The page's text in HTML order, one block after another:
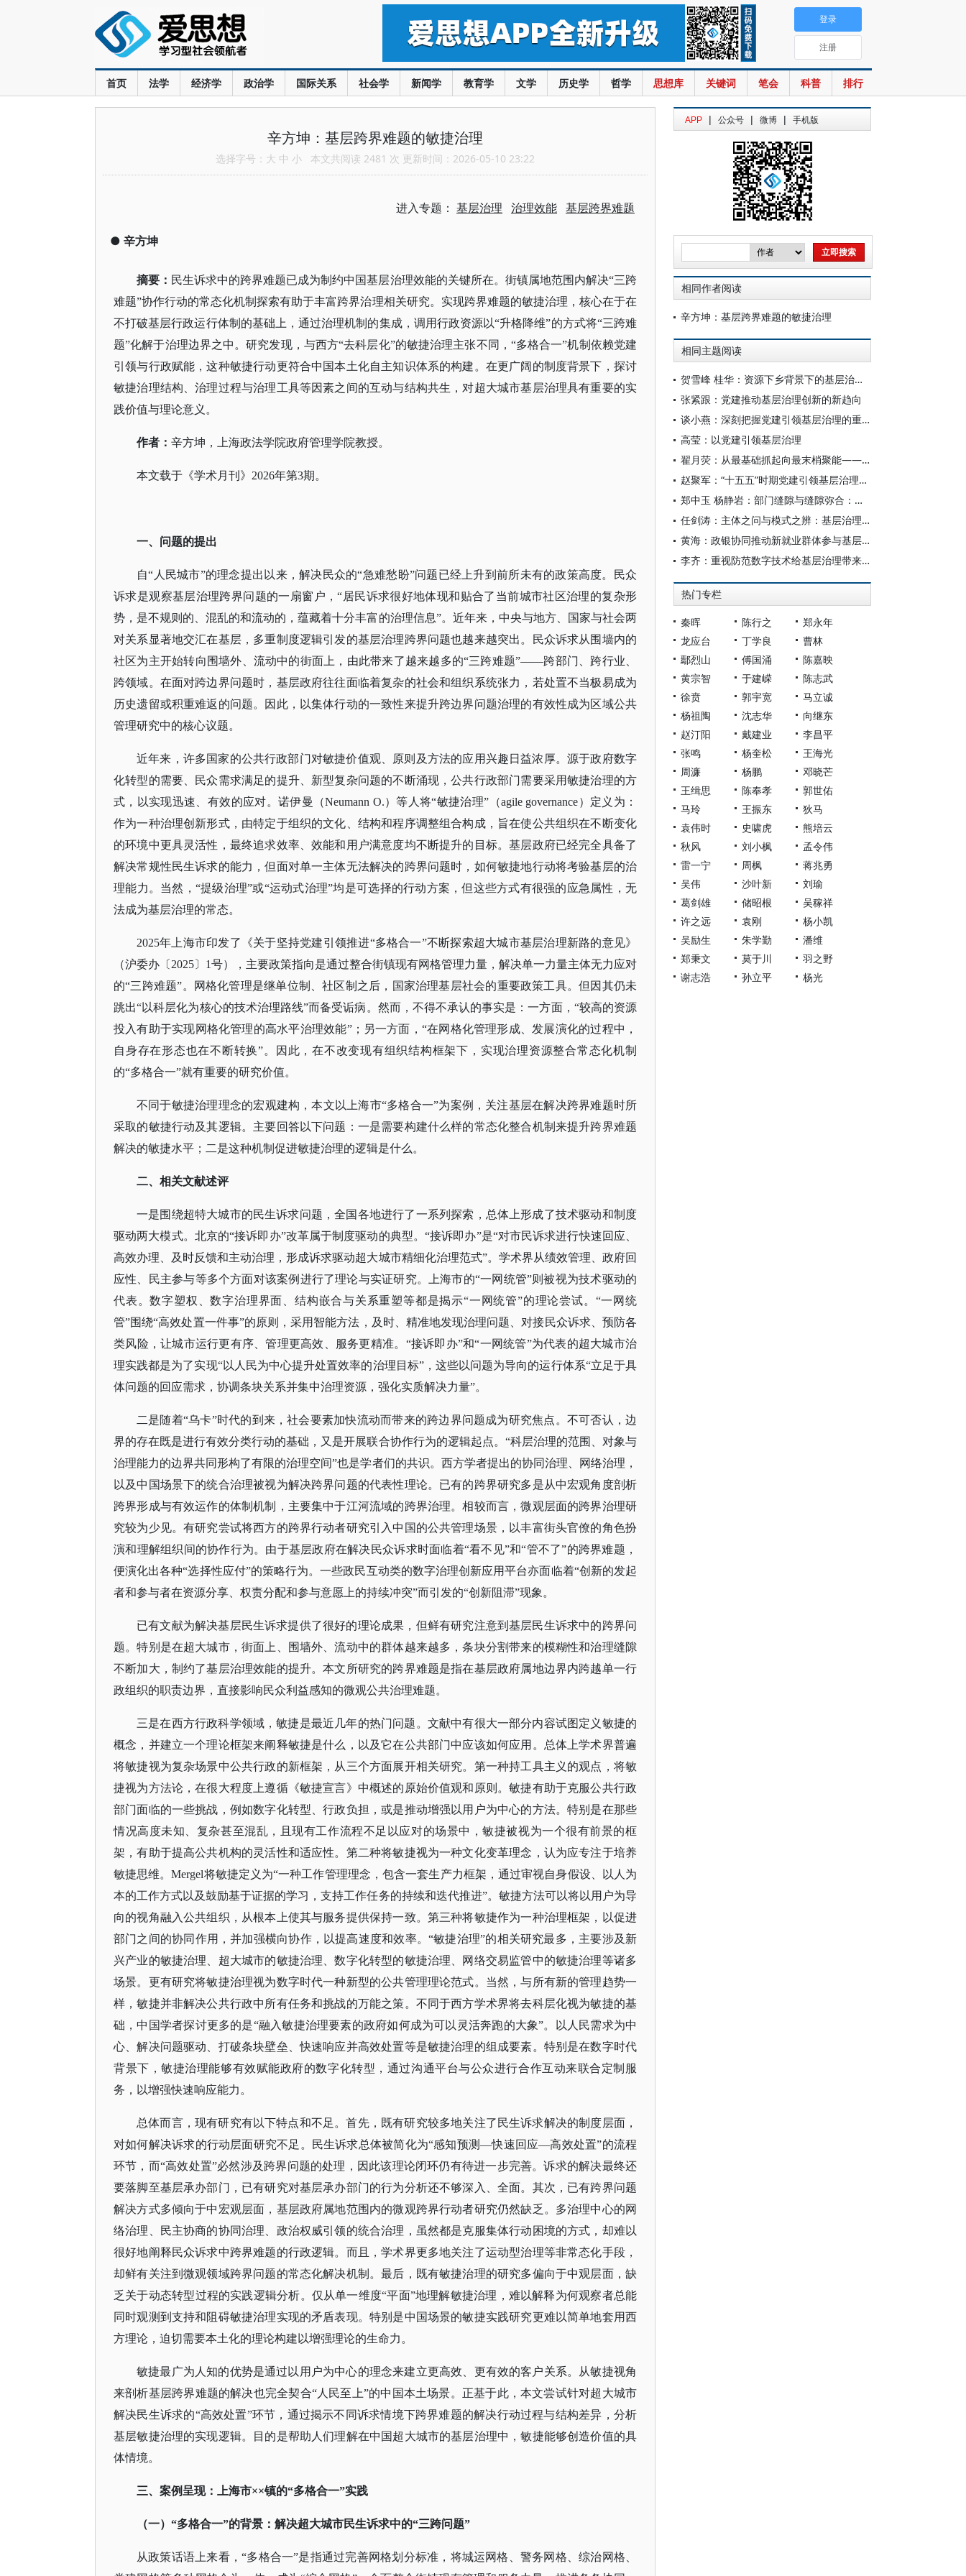
首页 法学 经济学 政治学 国际关系 社会学 新闻学 教育学 文学 历史学 哲学 思想库 关键词 笔会 科普 排行
登录
注册
辛方坤：基层跨界难题的敏捷治理
选择字号： 大 中 小 本文共阅读 2481 次 更新时间：2026-05-10 23:22
进入专题： 基层治理 治理效能 基层跨界难题
● 辛方坤
摘要： 民生诉求中的跨界难题已成为制约中国基层治理效能的关键所在。街镇属地范围内解决“三跨
难题”协作行动的常态化机制探索有助于丰富跨界治理相关研究。实现跨界难题的敏捷治理，核心在于在
不打破基层行政运行体制的基础上，通过治理机制的集成，调用行政资源以“升格降维”的方式将“三跨难
题”化解于治理边界之中。研究发现，与西方“去科层化”的敏捷治理主张不同，“多格合一”机制依赖党建
引领与行政赋能，这种敏捷行动更符合中国本土化自主知识体系的构建。在更广阔的制度背景下，探讨
敏捷治理结构、治理过程与治理工具等因素之间的互动与结构共生，对超大城市基层治理具有重要的实
践价值与理论意义。
作者： 辛方坤，上海政法学院政府管理学院教授。
本文载于《学术月刊》 2026年第3期。
一、问题的提出
自“人民城市”的理念提出以来，解决民众的“急难愁盼”问题已经上升到前所未有的政策高度。民众
诉求是观察基层治理跨界问题的一扇窗户，“居民诉求很好地体现和贴合了当前城市社区治理的复杂形
势，是不规则的、混乱的和流动的，蕴藏着十分丰富的治理信息”。近年来，中央与地方、国家与社会两
对关系显著地交汇在基层，多重制度逻辑引发的基层治理跨界问题也越来越突出。民众诉求从围墙内的
社区为主开始转向围墙外、流动中的街面上，由此带来了越来越多的“三跨难题”——跨部门、跨行业、
跨领域。在面对跨边界问题时，基层政府往往面临着复杂的社会和组织系统张力，若处置不当极易成为
历史遗留或积重难返的问题。因此，以集体行动的一致性来提升跨边界问题治理的有效性成为区域公共
管理研究中的核心议题。
近年来，许多国家的公共行政部门对敏捷价值观、原则及方法的应用兴趣日益浓厚。源于政府数字
化转型的需要、民众需求满足的提升、新型复杂问题的不断涌现，公共行政部门需要采用敏捷治理的方
式，以实现迅速、有效的应对。诺伊曼（Neumann O.）等人将“敏捷治理”（agile governance）定义为：
作为一种治理创新形式，由特定于组织的文化、结构和程序调整组合构成，旨在使公共组织在不断变化
的环境中更具灵活性，最终追求效率、效能和用户满意度均不断提升的目标。基层政府已经完全具备了
解决常规性民生诉求的能力，但面对单一主体无法解决的跨界问题时，如何敏捷地行动将考验基层的治
理能力。当然，“提级治理”或“运动式治理”均是可选择的行动方案，但这些方式有很强的应急属性，无
法成为基层治理的常态。
2025年上海市印发了《关于坚持党建引领推进“多格合一”不断探索超大城市基层治理新路的意见》
（沪委办〔2025〕1号），主要政策指向是通过整合街镇现有网格管理力量，解决单一力量主体无力应对
的“三跨难题”。网格化管理是继单位制、社区制之后，国家治理基层社会的重要政策工具。但因其仍未
跳出“以科层化为核心的技术治理路线”而备受诟病。然而，不得不承认的事实是：一方面，“较高的资源
投入有助于实现网格化管理的高水平治理效能”；另一方面，“在网格化管理形成、发展演化的过程中，
自身存在形态也在不断转换”。因此，在不改变现有组织结构框架下，实现治理资源整合常态化机制
的“多格合一”就有重要的研究价值。
不同于敏捷治理理念的宏观建构，本文以上海市“多格合一”为案例，关注基层在解决跨界难题时所
采取的敏捷行动及其逻辑。主要回答以下问题：一是需要构建什么样的常态化整合机制来提升跨界难题
解决的敏捷水平；二是这种机制促进敏捷治理的逻辑是什么。
二、相关文献述评
一是围绕超特大城市的民生诉求问题，全国各地进行了一系列探索，总体上形成了技术驱动和制度
驱动两大模式。北京的“接诉即办”改革属于制度驱动的典型。“接诉即办”是“对市民诉求进行快速回应、
高效办理、及时反馈和主动治理，形成诉求驱动超大城市精细化治理范式”。学术界从绩效管理、政府回
应性、民主参与等多个方面对该案例进行了理论与实证研究。上海市的“一网统管”则被视为技术驱动的
代表。数字塑权、数字治理界面、结构嵌合与关系重塑等都是揭示“一网统管”的理论尝试。“一网统
管”围绕“高效处置一件事”的原则，采用智能方法，及时、精准地发现治理问题、对接民众诉求、预防各
类风险，让城市运行更有序、管理更高效、服务更精准。“接诉即办”和“一网统管”为代表的超大城市治
理实践都是为了实现“以人民为中心提升处置效率的治理目标”，这些以问题为导向的运行体系“立足于具
体问题的回应需求，协调条块关系并集中治理资源，强化实质解决力量”。
二是随着“乌卡”时代的到来，社会要素加快流动而带来的跨边界问题成为研究焦点。不可否认，边
界的存在既是进行有效分类行动的基础，又是开展联合协作行为的逻辑起点。“科层治理的范围、对象与
治理能力的边界共同形构了有限的治理空间”也是学者们的共识。西方学者提出的协同治理、网络治理，
以及中国场景下的统合治理被视为解决跨界问题的代表性理论。已有的跨界研究多是从中宏观角度剖析
跨界形成与有效运作的体制机制，主要集中于江河流域的跨界治理。相较而言，微观层面的跨界治理研
究较为少见。有研究尝试将西方的跨界行动者研究引入中国的公共管理场景，以丰富街头官僚的角色扮
演和理解组织间的协作行为。由于基层政府在解决民众诉求时面临着“看不见”和“管不了”的跨界难题，
便演化出各种“选择性应付”的策略行为。一些政民互动类的数字治理创新应用平台亦面临着“创新的发起
者和参与者在资源分享、权责分配和参与意愿上的持续冲突”而引发的“创新阻滞”现象。
已有文献为解决基层民生诉求提供了很好的理论成果，但鲜有研究注意到基层民生诉求中的跨界问
题。特别是在超大城市，街面上、围墙外、流动中的群体越来越多，条块分割带来的模糊性和治理缝隙
不断加大，制约了基层治理效能的提升。本文所研究的跨界难题是指在基层政府属地边界内跨越单一行
政组织的职责边界，直接影响民众利益感知的微观公共治理难题。
三是在西方行政科学领域，敏捷是最近几年的热门问题。文献中有很大一部分内容试图定义敏捷的
概念，并建立一个理论框架来阐释敏捷是什么，以及它在公共部门中应该如何应用。总体上学术界普遍
将敏捷视为复杂场景中公共行政的新框架，从三个方面展开相关研究。第一种持工具主义的观点，将敏
捷视为方法论，在很大程度上遵循《敏捷宣言》中概述的原始价值观和原则。敏捷有助于克服公共行政
部门面临的一些挑战，例如数字化转型、行政负担，或是推动增强以用户为中心的方法。特别是在那些
情况高度未知、复杂甚至混乱，且现有工作流程不足以应对的场景中，敏捷被视为一个很有前景的框
架，有助于提高公共机构的灵活性和适应性。第二种将敏捷视为一种文化变革理念，认为应专注于培养
敏捷思维。Mergel将敏捷定义为“一种工作管理理念，包含一套生产力框架，通过审视自身假设、以人为
本的工作方式以及鼓励基于证据的学习，支持工作任务的持续和迭代推进”。敏捷方法可以将以用户为导
向的视角融入公共组织，从根本上使其与服务提供保持一致。第三种将敏捷作为一种治理框架，以促进
部门之间的协同作用，并加强横向协作，以提高速度和效率。“敏捷治理”的相关研究最多，主要涉及新
兴产业的敏捷治理、超大城市的敏捷治理、数字化转型的敏捷治理、网络交易监管中的敏捷治理等诸多
场景。更有研究将敏捷治理视为数字时代一种新型的公共管理理论范式。当然，与所有新的管理趋势一
样，敏捷并非解决公共行政中所有任务和挑战的万能之策。不同于西方学术界将去科层化视为敏捷的基
础，中国学者探讨更多的是“融入敏捷治理要素的政府如何成为可以灵活奔跑的大象”。以人民需求为中
心、解决问题驱动、打破条块壁垒、快速响应并高效处置等是敏捷治理的组成要素。特别是在数字时代
背景下，敏捷治理能够有效赋能政府的数字化转型，通过沟通平台与公众进行合作互动来联合定制服
务，以增强快速响应能力。
总体而言，现有研究有以下特点和不足。首先，既有研究较多地关注了民生诉求解决的制度层面，
对如何解决诉求的行动层面研究不足。民生诉求总体被简化为“感知预测—快速回应—高效处置”的流程
环节，而“高效处置”必然涉及跨界问题的处理，因此该理论闭环仍有待进一步完善。诉求的解决最终还
要落脚至基层承办部门，已有研究对基层承办部门的行为分析还不够深入、全面。其次，已有跨界问题
解决方式多倾向于中宏观层面，基层政府属地范围内的微观跨界行动者研究仍然缺乏。多治理中心的网
络治理、民主协商的协同治理、政治权威引领的统合治理，虽然都是克服集体行动困境的方式，却难以
很好地阐释民众诉求中跨界难题的行政逻辑。而且，学术界更多地关注了运动型治理等非常态化手段，
却鲜有关注到微观领域跨界问题的常态化解决机制。最后，既有敏捷治理的研究多偏向于中观层面，缺
乏关于动态转型过程的实践逻辑分析。仅从单一维度“平面”地理解敏捷治理，难以解释为何观察者总能
同时观测到支持和阻碍敏捷治理实现的矛盾表现。特别是中国场景的敏捷实践研究更难以简单地套用西
方理论，迫切需要本土化的理论构建以增强理论的生命力。
敏捷最广为人知的优势是通过以用户为中心的理念来建立更高效、更有效的客户关系。从敏捷视角
来剖析基层跨界难题的解决也完全契合“人民至上”的中国本土场景。正基于此，本文尝试针对超大城市
解决民生诉求的“高效处置”环节，通过揭示不同诉求情境下跨界难题的解决行动过程与结构差异，分析
基层敏捷治理的实现逻辑。目的是帮助人们理解在中国超大城市的基层治理中，敏捷能够创造价值的具
体情境。
三、案例呈现：上海市××镇的“多格合一”实践
（一） “多格合一”的背景：解决超大城市民生诉求中的“三跨问题”
从政策话语上来看，“多格合一”是指通过完善网格划分标准，将城运网格、警务网格、综治网格、
APP | 公众号 | 微博 | 手机版
相同作者阅读
辛方坤：基层跨界难题的敏捷治理
相同主题阅读
贺雪峰 桂华：资源下乡背景下的基层治理重塑与改进
张紧跟：党建推动基层治理创新的新趋向
谈小燕：深刻把握党建引领基层治理的重大意义与重要要求
高莹：以党建引领基层治理
翟月荧：从最基础抓起向最末梢聚能——青岛西海岸新区推进党建引领城乡基层治理的实践探索
赵聚军：“十五五”时期党建引领基层治理创新的结构情境与效能优化
郑中玉 杨静岩：部门缝隙与缝隙弥合：社会工作组织参与基层治理的行动策略
任剑涛：主体之问与模式之辨：基层治理的底层逻辑
黄海：政银协同推动新就业群体参与基层治理
李齐：重视防范数字技术给基层治理带来的新问题
热门专栏
秦晖 陈行之
郑永年
龙应台
丁学良
曹林
鄢烈山
傅国涌
陈嘉映
黄宗智
于建嵘
陈志武
徐贲
郭宇宽
马立诚
杨祖陶
沈志华
向继东
赵汀阳
戴建业
李昌平
张鸣
杨奎松
王海光
周濂
杨鹏
邓晓芒
王缉思
陈奉孝
郭世佑
马玲
王振东
狄马
袁伟时
史啸虎
熊培云
秋风
刘小枫
孟令伟
雷一宁
周枫
蒋兆勇
吴伟
沙叶新
刘瑜
葛剑雄
储昭根
吴稼祥
许之远
袁刚
杨小凯
吴励生
朱学勤
潘维
郑秉文
莫于川
羽之野
谢志浩
孙立平 杨光